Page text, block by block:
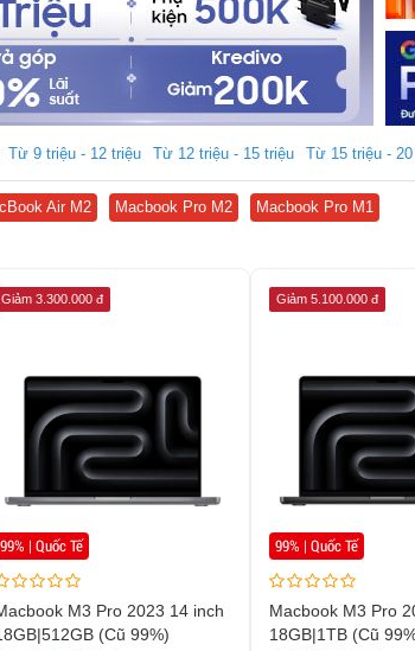
Từ 9 triệu - 12 triệu Từ 12 triệu - 15 triệu Từ 15 triệu -
Air M2 Macbook Pro M2
Macbook Pro M1
99% | Quốc Tế
Giảm 3.300.000 đ
M3 Pro 2023 14 inch
(Cũ 99%)
99% | Quốc Tế
Giảm 5.100.000 đ
Macbook M3 Pro
18GB|1TB (Cũ